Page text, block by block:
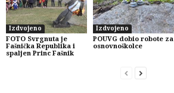
Izdvojeno
FOTO Svrgnuta je
Fašnička Republika i
spaljen Princ Fašnik
Izdvojeno
POUVG dobio robote za
osnovnoškolce